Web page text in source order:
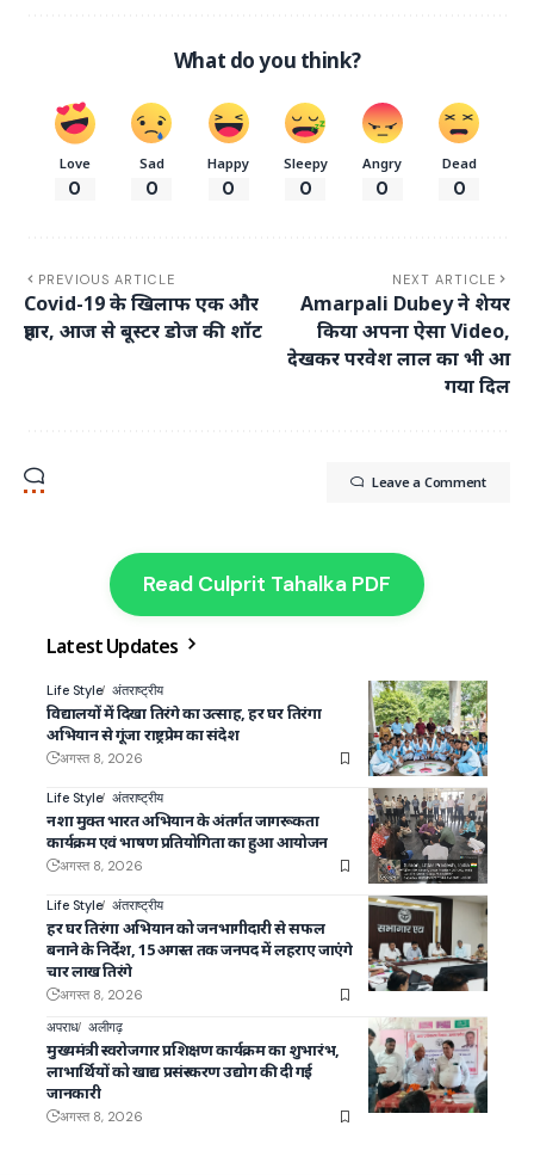
What do you think?
Love
0
Sad
0
Happy
0
Sleepy
0
Angry
0
Dead
0
PREVIOUS ARTICLE
Covid-19 के खिलाफ एक और
प्रहार, आज से बूस्टर डोज की शॉट
NEXT ARTICLE
Amarpali Dubey ने शेयर
किया अपना ऐसा Video,
देखकर परवेश लाल का भी आ
गया दिल
Leave a Comment
Read Culprit Tahalka PDF
Latest Updates
Life Style अंतराष्ट्रीय
विद्यालयों में दिखा तिरंगे का उत्साह, हर घर तिरंगा
अभियान से गूंजा राष्ट्रप्रेम का संदेश
अगस्त 8, 2026
Life Style अंतराष्ट्रीय
नशा मुक्त भारत अभियान के अंतर्गत जागरूकता
कार्यक्रम एवं भाषण प्रतियोगिता का हुआ आयोजन
अगस्त 8, 2026
Life Style अंतराष्ट्रीय
हर घर तिरंगा अभियान को जनभागीदारी से सफल
बनाने के निर्देश, 15 अगस्त तक जनपद में लहराए जाएंगे
चार लाख तिरंगे
अगस्त 8, 2026
अपराध अलीगढ़
मुख्यमंत्री स्वरोजगार प्रशिक्षण कार्यक्रम का शुभारंभ,
लाभार्थियों को खाद्य प्रसंस्करण उद्योग की दी गई
जानकारी
अगस्त 8, 2026